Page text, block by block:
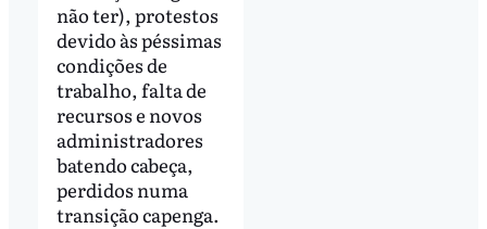
não ter), protestos
devido às péssimas
condições de
trabalho, falta de
recursos e novos
administradores
batendo cabeça,
perdidos numa
transição capenga.